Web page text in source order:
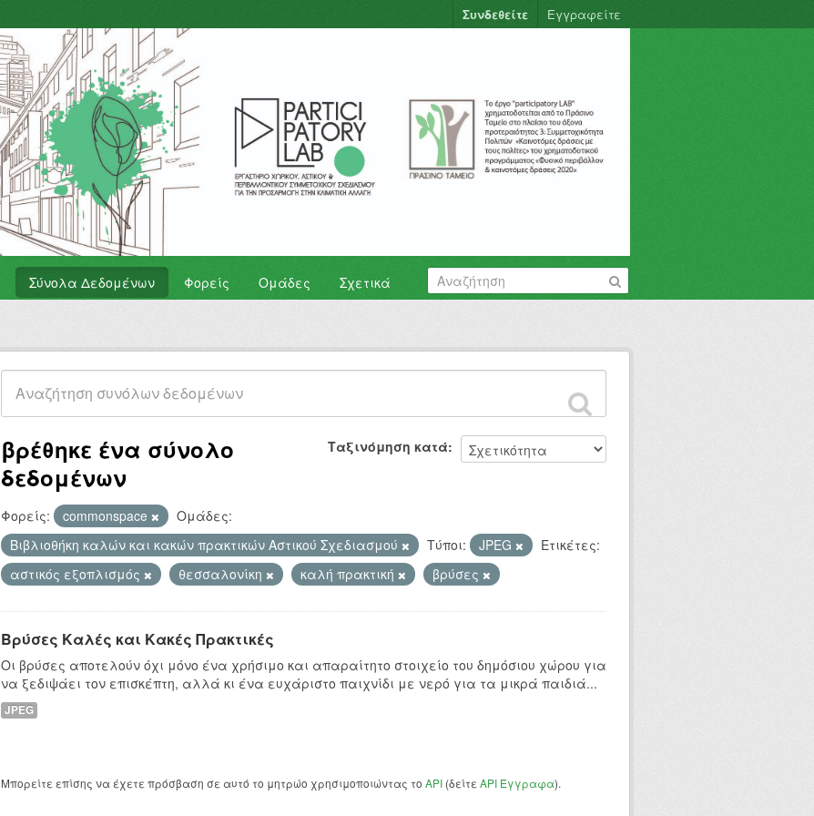
Συνδεθείτε Εγγραφείτε
Σύνολα Δεδομένων Φορείς Ομάδες Σχετικά
Ταξινόμηση κατά
βρέθηκε ένα σύνολο
δεδομένων
Φορείς: commonspace
Ομάδες:
Βιβλιοθήκη καλών και κακών πρακτικών Αστικού Σχεδιασμού
Τύποι: JPEG
Ετικέτες:
αστικός εξοπλισμός
θεσσαλονίκη καλή πρακτική βρύσες
Βρύσες Καλές και Κακές Πρακτικές
Οι βρύσες αποτελούν όχι μόνο ένα χρήσιμο και απαραίτητο στοιχείο του δημόσιου χώρου για
να ξεδιψάει τον επισκέπτη, αλλά κι ένα ευχάριστο παιχνίδι με νερό για τα μικρά παιδιά...
JPEG
Μπορείτε επίσης να έχετε πρόσβαση σε αυτό το μητρώο χρησιμοποιώντας το API (δείτε API Έγγραφα).